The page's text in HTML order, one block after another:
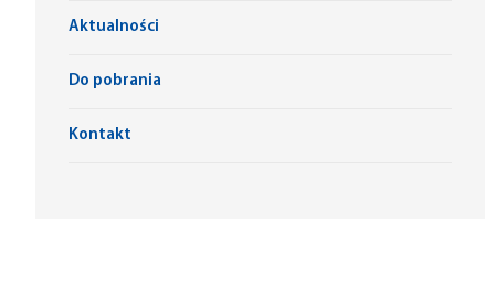
Aktualności
Do pobrania
Kontakt